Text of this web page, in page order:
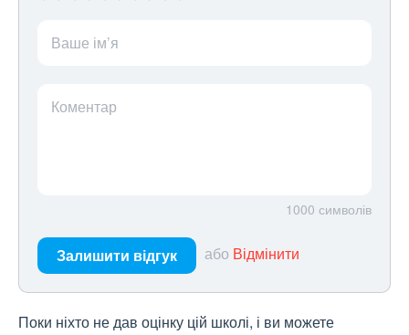
Ваше ім’я
Коментар
1000 символів
Залишити відгук або Відмінити
Поки ніхто не дав оцінку цій школі, і ви можете